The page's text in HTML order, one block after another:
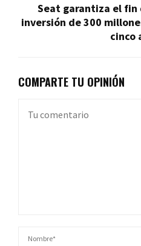
Seat garantiza el fin
inversión de 300
cinco
COMPARTE TU OPINIÓN